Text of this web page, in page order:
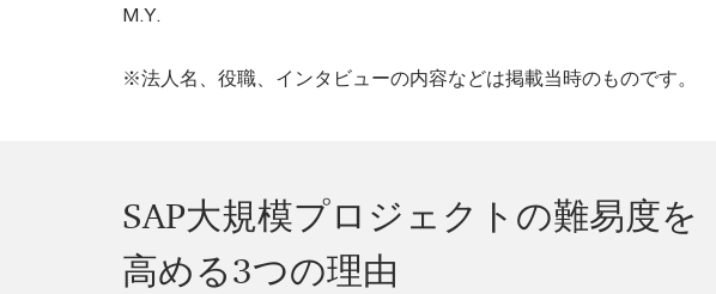
M.Y.
※法人名、役職、インタビューの内容などは掲載当時のものです。
SAP大規模プロジェクトの難易度を
高める3つの理由